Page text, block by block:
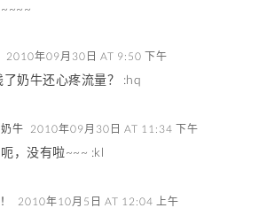
~~~~
2010年09月30日 AT 9:50 下午
了奶牛还心疼流量？ :hq
奶牛 2010年09月30日 AT 11:34 下午
呃，没有啦~~~ :kl
2010年10月5日 AT 12:04 上午